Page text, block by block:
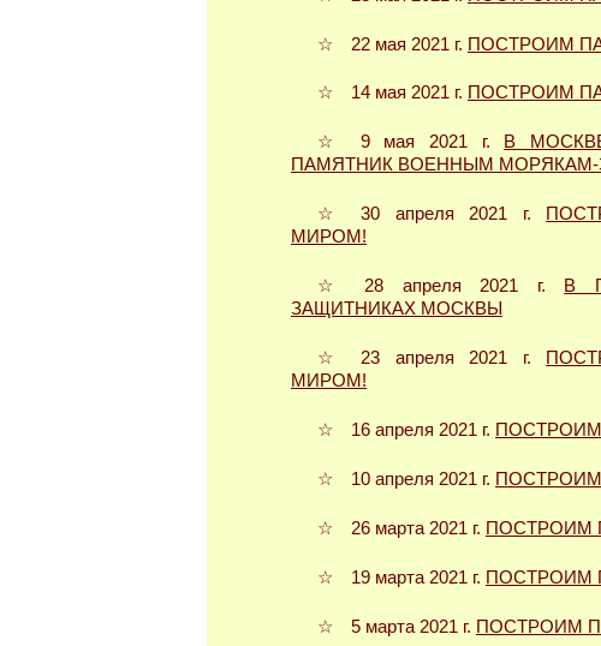
☆ 22 мая 2021 г. ПОСТРОИМ
☆ 14 мая 2021 г. ПОСТРОИМ
☆ 9 мая 2021 г.
В
ПАМЯТНИК ВОЕННЫМ
☆ 30 апреля 2021 г.
МИРОМ!
☆ 28 апреля 2021 г.
В
ЗАЩИТНИКАХ МОСКВЫ
☆ 23 апреля 2021 г.
МИРОМ!
☆ 16 апреля 2021 г.
☆ 10 апреля 2021 г.
☆ 26 марта 2021 г. ПОСТРОИМ
☆ 19 марта 2021 г. ПОСТРОИМ
☆ 5 марта 2021 г. ПОСТРОИМ